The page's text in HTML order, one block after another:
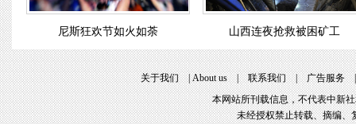
尼斯狂欢节如火如荼 山西连夜抢救被困矿工
关于我们|About us|联系我们|广告服务
本网站所刊载信息，不代表中新
未经授权禁止转载、摘编、